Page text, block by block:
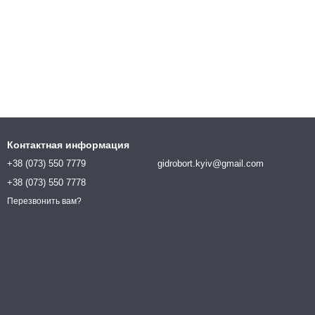
Контактная информация
+38 (073) 550 7779
+38 (073) 550 7778
Перезвонить вам?
gidrobort.kyiv@gmail.com